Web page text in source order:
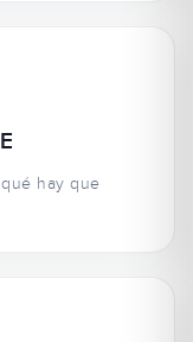
hay que